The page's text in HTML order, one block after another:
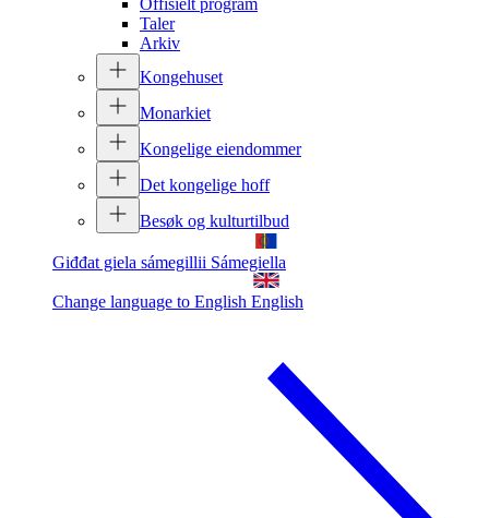
Taler
Arkiv
Kongehuset
Monarkiet
Kongelige eiendommer
Det kongelige hoff
Besøk og kulturtilbud
Giđđat giela sámegillii Sámegiella
Change language to English English